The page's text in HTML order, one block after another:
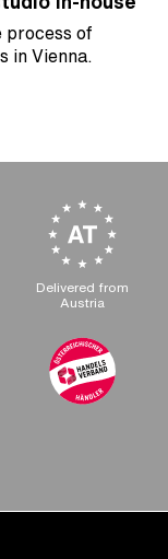
process of
in Vienna.
Delivered from
Austria